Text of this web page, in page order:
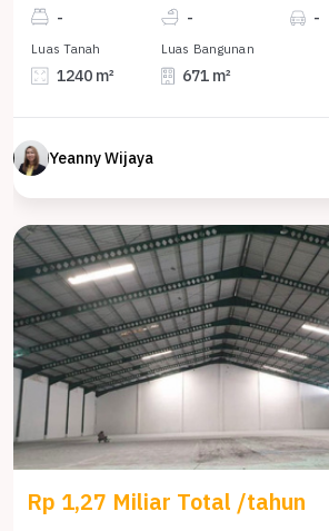
- - -
Luas Tanah
1240 m²
Luas Bangunan
671 m²
Yeanny Wijaya
Rp 1,27 Miliar Total /tahun